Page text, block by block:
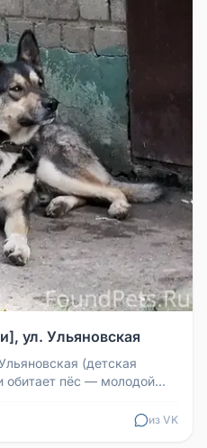
ул. Ульяновская
(детская
обитает пёс — молодой
из VK